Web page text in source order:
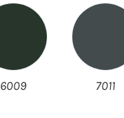
6009 7011